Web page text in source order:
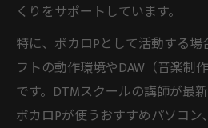
くりをサポートしています。
特に、ボカロPとして活動する
フトの動作環境やDAW（音楽制
です。DTMスクールの講師が最
ボカロPが使うおすすめパソコ